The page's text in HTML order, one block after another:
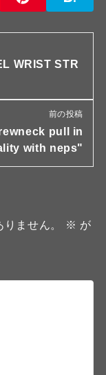
WRIST STR
前の投稿
pull in
with neps"
ません。 ※ が